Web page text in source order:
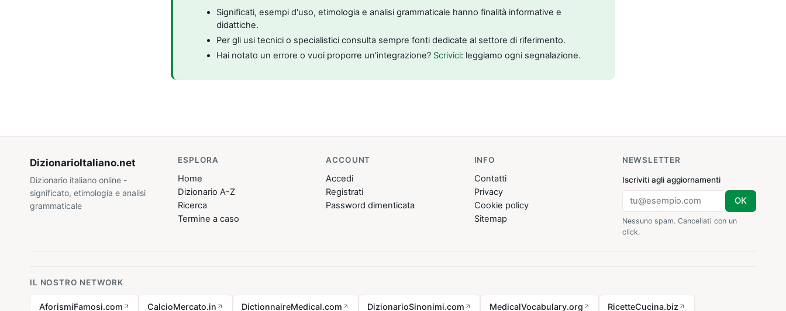
Significati, esempi d'uso, etimologia e analisi grammaticale hanno finalità informative e
didattiche.
Per gli usi tecnici o specialistici consulta sempre fonti dedicate al settore di riferimento.
Hai notato un errore o vuoi proporre un'integrazione? Scrivici: leggiamo ogni segnalazione.
DizionarioItaliano.net
Dizionario italiano online -
significato, etimologia e analisi
grammaticale
ESPLORA
Home
Dizionario A-Z
Ricerca
Termine a caso
ACCOUNT
Accedi
Registrati
Password dimenticata
INFO
Contatti
Privacy
Cookie policy
Sitemap
NEWSLETTER
Iscriviti agli aggiornamenti
OK
Nessuno spam. Cancellati con un
click.
IL NOSTRO NETWORK
AforismiFamosi.com CalcioMercato.in DictionnaireMedical.com DizionarioSinonimi.com MedicalVocabulary.org RicetteCucina.biz